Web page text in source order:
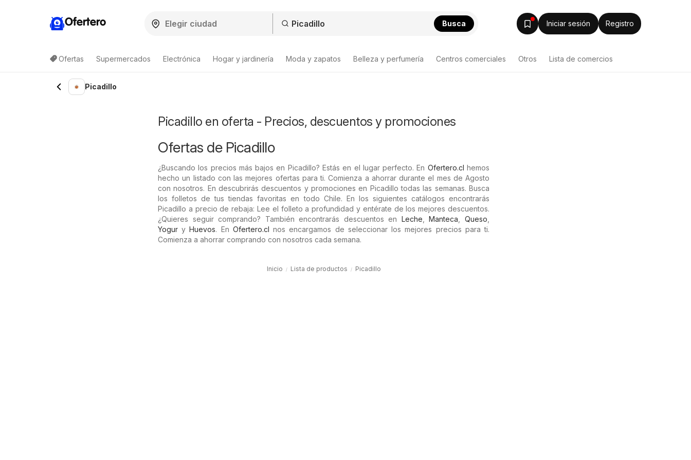
Ofertero Busca Iniciar sesión Registro
Ofertas Supermercados Electrónica Hogar y jardinería Moda y zapatos Belleza y perfumería Centros comerciales Otros Lista de comercios
Lista de productos
Picadillo
Picadillo en oferta - Precios, descuentos y promociones
Ofertas de Picadillo
¿Buscando los precios más bajos en Picadillo? Estás en el lugar perfecto. En Ofertero.cl hemos
hecho un listado con las mejores ofertas para ti. Comienza a ahorrar durante el mes de Agosto
con nosotros. En descubrirás descuentos y promociones en Picadillo todas las semanas. Busca
los folletos de tus tiendas favoritas en todo Chile. En los siguientes catálogos encontrarás
Picadillo a precio de rebaja: Lee el folleto a profundidad y entérate de los mejores descuentos.
¿Quieres seguir comprando? También encontrarás descuentos en Leche ,Manteca ,Queso
Yogur yHuevos. En Ofertero.cl nos encargamos de seleccionar los mejores precios para ti.
Comienza a ahorrar comprando con nosotros cada semana.
Inicio Lista de productos Picadillo